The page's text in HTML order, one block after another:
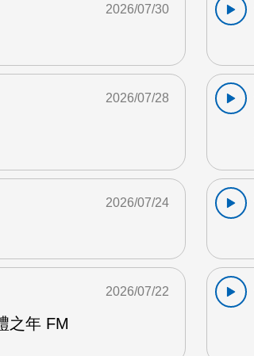
2026/07/30
2026/07/28
2026/07/24
之年 FM
2026/07/22